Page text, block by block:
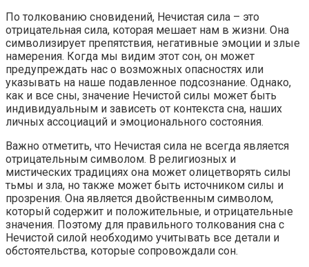
По толкованию сновидений, Нечистая сила – это
отрицательная сила, которая мешает нам в жизни. Она
символизирует препятствия, негативные эмоции и злые
намерения. Когда мы видим этот сон, он может
предупреждать нас о возможных опасностях или
указывать на наше подавленное подсознание. Однако,
как и все сны, значение Нечистой силы может быть
индивидуальным и зависеть от контекста сна, наших
личных ассоциаций и эмоционального состояния.
Важно отметить, что Нечистая сила не всегда является
отрицательным символом. В религиозных и
мистических традициях она может олицетворять силы
тьмы и зла, но также может быть источником силы и
прозрения. Она является двойственным символом,
который содержит и положительные, и отрицательные
значения. Поэтому для правильного толкования сна с
Нечистой силой необходимо учитывать все детали и
обстоятельства, которые сопровождали сон.